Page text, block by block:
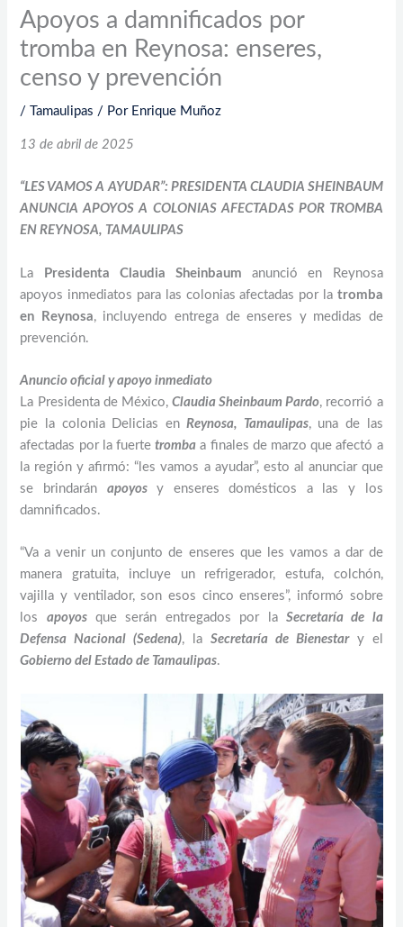
Apoyos a damnificados por
tromba en Reynosa: enseres,
censo y prevención
/ Tamaulipas / Por Enrique Muñoz
13 de abril de 2025
“LES VAMOS A AYUDAR”: PRESIDENTA CLAUDIA SHEINBAUM
ANUNCIA APOYOS A COLONIAS AFECTADAS POR TROMBA
EN REYNOSA, TAMAULIPAS
La Presidenta Claudia Sheinbaum anunció en Reynosa
apoyos inmediatos para las colonias afectadas por la tromba
en Reynosa, incluyendo entrega de enseres y medidas de
prevención.
Anuncio oficial y apoyo inmediato
La Presidenta de México, Claudia Sheinbaum Pardo, recorrió a
pie la colonia Delicias enReynosa, Tamaulipas, una de las
afectadas por la fuertetromba a finales de marzo que afectó a
la región y afirmó: “les vamos a ayudar”, esto al anunciar que
se brindarán apoyosy enseres domésticos a las y los
damnificados.
“Va a venir un conjunto de enseres que les vamos a dar de
manera gratuita, incluye un refrigerador, estufa, colchón,
vajilla y ventilador, son esos cinco enseres”, informó sobre
los apoyosque serán entregados por la Secretaría de la
Defensa Nacional (Sedena), laSecretaría de Bienestary el
Gobierno del Estado de Tamaulipas.